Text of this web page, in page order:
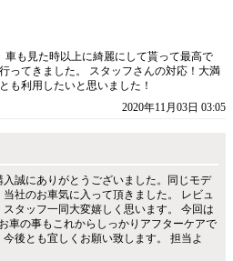
も見た時以上に綺麗にして貰って最高で
ってきました。 スタッフさんの対応！大満
も利用したいと思いました！
2020年11月03日 03:05
誠にありがとうございました。同じモデ
社のお車気に入って頂きました。 レビュ
タッフ一同大変嬉しく思います。 今回は
車の事もこれからしっかりアフターケアで
後とも宜しくお願い致します。 担当よ